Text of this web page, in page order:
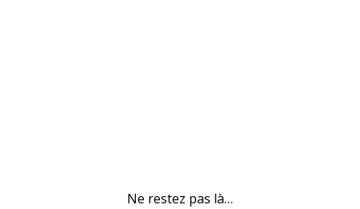
Ne restez pas là…